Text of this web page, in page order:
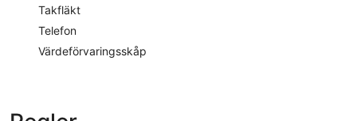
Takfläkt
Telefon
Värdeförvaringsskåp